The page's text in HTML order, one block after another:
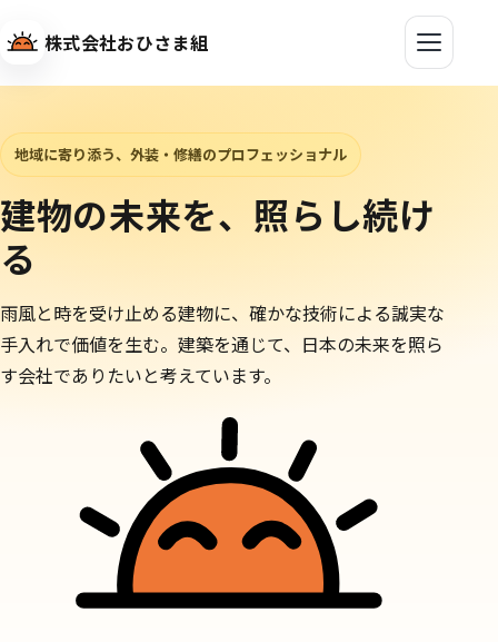
株式会社おひさま組
地域に寄り添う、外装・修繕のプロフェッショナル
建物の未来を、照らし続け
る
雨風と時を受け止める建物に、確かな技術による誠実な
手入れで価値を生む。建築を通じて、日本の未来を照ら
す会社でありたいと考えています。